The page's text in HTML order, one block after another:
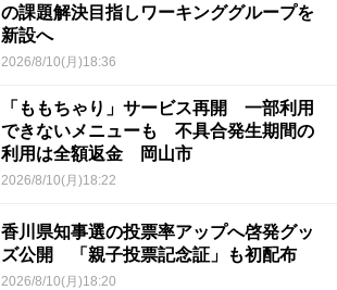
の課題解決目指しワーキンググループを
新設へ
2026/8/10(月)18:36
「ももちゃり」サービス再開 一部利用
できないメニューも 不具合発生期間の
利用は全額返金 岡山市
2026/8/10(月)18:22
香川県知事選の投票率アップへ啓発グッ
ズ公開 「親子投票記念証」も初配布
2026/8/10(月)18:20